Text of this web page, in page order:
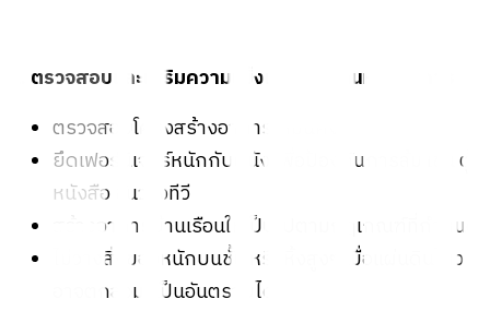
1. ตรวจสอบและเสริมความแข็งแรงของบ้านหรืออาคาร
ตรวจสอบโครงสร้างอาคารให้มั่นคง
ยึดเฟอร์นิเจอร์หนักกับผนัง เพื่อป้องกันการล้ม เช่น ตู้
หนังสือ ชั้นวางทีวี
สร้างอาคารบ้านเรือนให้เป็นไปตามกฎเกณฑ์ที่กำหนด
ไม่วางสิ่งของหนักบนชั้น หรือหิ้งสูงๆ เมื่อแผ่นดินไหว
อาจตกลงมาเป็นอันตรายได้